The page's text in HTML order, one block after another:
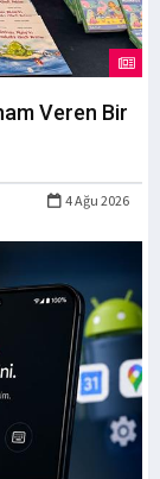
Veren Bir
4 Ağu 2026